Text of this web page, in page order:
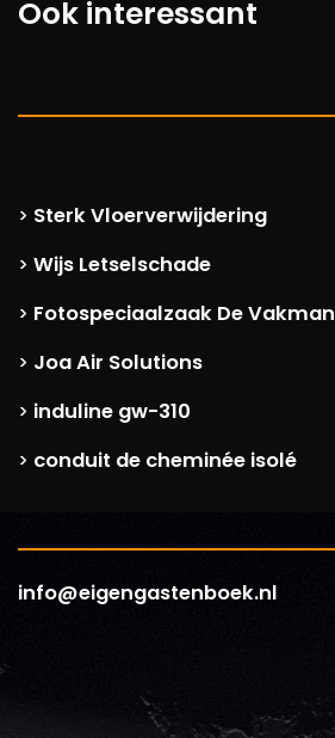
Ook interessant
> Sterk Vloerverwijdering
> Wijs Letselschade
> Fotospeciaalzaak De Vakman
> Joa Air Solutions
> induline gw-310
> conduit de cheminée isolé
info@eigengastenboek.nl